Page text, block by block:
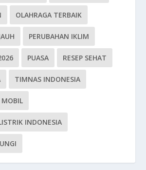
OLAHRAGA TERBAIK
PERUBAHAN IKLIM
PUASA RESEP SEHAT
TIMNAS INDONESIA
INDONESIA